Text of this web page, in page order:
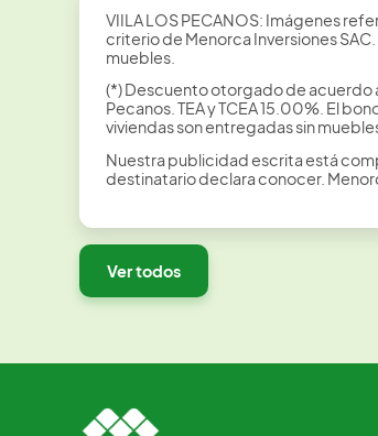
VIILA LOS PECANOS: Imágenes
criterio de Menorca Inversiones
muebles.
(*) Descuento otorgado de acuerdo
Pecanos. TEA y TCEA 15.00%. El
viviendas son entregadas sin
Nuestra publicidad escrita está
destinatario declara conocer.
Ver todos